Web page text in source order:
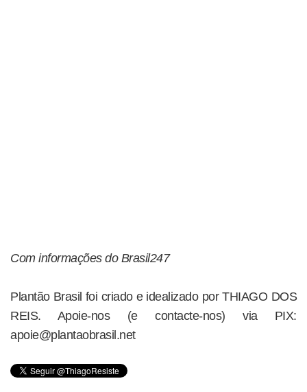
Com informações do Brasil247
Plantão Brasil foi criado e idealizado por THIAGO DOS
REIS. Apoie-nos (e contacte-nos) via PIX:
apoie@plantaobrasil.net